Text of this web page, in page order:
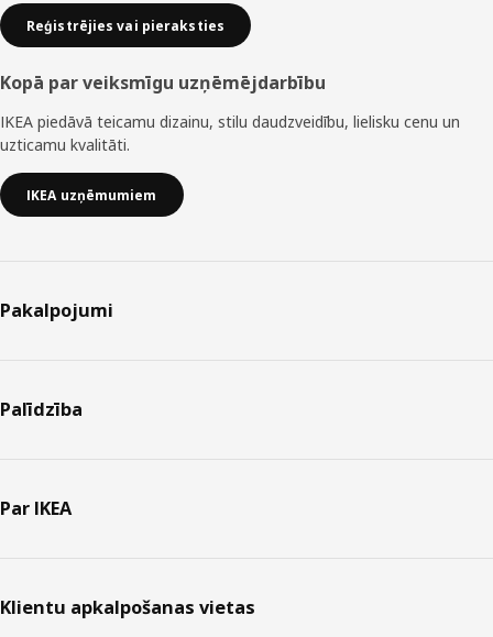
Reģistrējies vai pieraksties
Kopā par veiksmīgu uzņēmējdarbību
IKEA piedāvā teicamu dizainu, stilu daudzveidību, lielisku cenu un
uzticamu kvalitāti.
IKEA uzņēmumiem
Pakalpojumi
Palīdzība
Par IKEA
Klientu apkalpošanas vietas